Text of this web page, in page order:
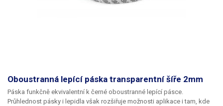
Oboustranná lepící páska transparentní šíře 2mm
Páska funkčně ekvivalentní k černé oboustranné lepící pásce.
Průhlednost pásky i lepidla však rozšiřuje možnosti aplikace i tam, kde